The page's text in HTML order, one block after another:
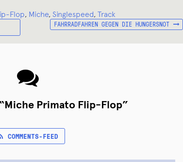
Flop, Miche, Singlespeed, Track
NÄCHSTER
BEITRAG:
FAHRRADFAHREN GEGEN DIE HUNGERSNOT
Miche Primato Flip-Flop”
COMMENTS-FEED